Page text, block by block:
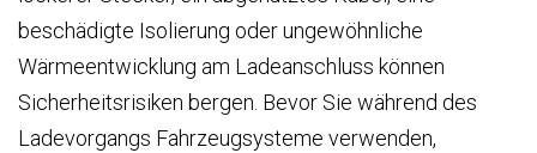
beschädigte Isolierung oder ungewöhnliche
Wärmeentwicklung am Ladeanschluss können
Sicherheitsrisiken bergen. Bevor Sie während des
Ladevorgangs Fahrzeugsysteme verwenden,